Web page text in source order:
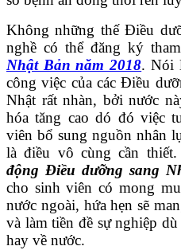
Không những thế Điều
nghề có thể đăng ký
Nhật Bản năm 2018. Nói
công việc của các Điều
Nhật rất nhàn, bởi nước
hóa tăng cao dó đó việc
viên bổ sung nguồn nhân
là điều vô cùng cần
động Điều dưỡng sang
cho sinh viên có mong
nước ngoài, hứa hẹn sẽ
và làm tiền đề sự nghiệp
hay về nước.